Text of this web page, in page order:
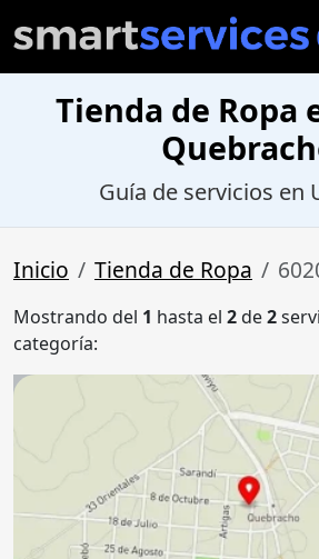
Tienda de Ropa
Guía de servicios en
Inicio Tienda de Ropa
Mostrando del 1 hasta el 2de2
categoría: